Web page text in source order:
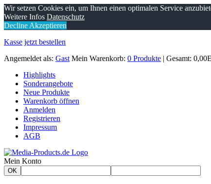
Wir setzen Cookies ein, um Ihnen einen optimalen Service
Weitere Infos Datenschutz
Decline Akzeptieren
Kasse jetzt bestellen
Angemeldet als: Gast Mein Warenkorb: 0 Produkte | Gesamt:
Highlights
Sonderangebote
Neue Produkte
Warenkorb öffnen
Anmelden
Registrieren
Impressum
AGB
Mein Konto
OK